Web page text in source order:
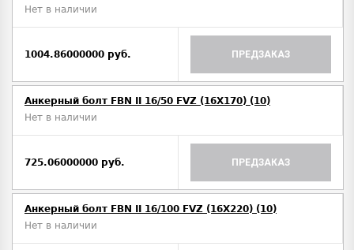
Нет в наличии
1004.86000000 руб. ПРЕДЗАКАЗ
Анкерный болт FBN II 16/50 FVZ (16X170) (10)
Нет в наличии
725.06000000 руб. ПРЕДЗАКАЗ
Анкерный болт FBN II 16/100 FVZ (16X220) (10)
Нет в наличии